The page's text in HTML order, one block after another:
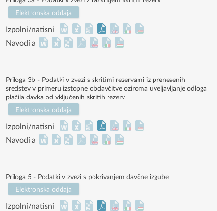
Elektronska oddaja
Izpolni/natisni
Navodila
Priloga 3b - Podatki v zvezi s skritimi rezervami iz prenesenih
sredstev v primeru izstopne obdavčitve oziroma uveljavljanje odloga
plačila davka od vključenih skritih rezerv
Elektronska oddaja
Izpolni/natisni
Navodila
Priloga 5 - Podatki v zvezi s pokrivanjem davčne izgube
Elektronska oddaja
Izpolni/natisni